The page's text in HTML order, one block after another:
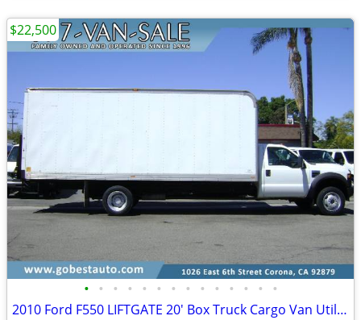
• • • • • • • • • • • • • •
2010 Ford F550 LIFTGATE 20' Box Truck Cargo Van Utility Ex-Gov 27,000 MILES!
$22,500